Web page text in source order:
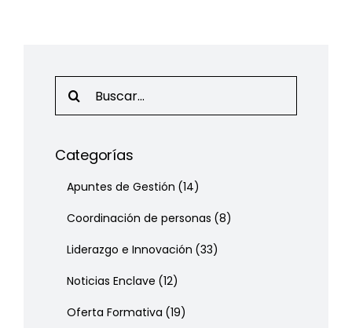
Search
Categorías
Apuntes de Gestión (14)
Coordinación de personas (8)
Liderazgo e Innovación (33)
Noticias Enclave (12)
Oferta Formativa (19)